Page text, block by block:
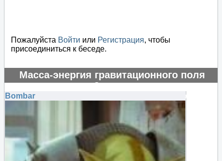
Пожалуйста Войти или Регистрация, чтобы
присоединиться к беседе.
Масса-энергия гравитационного поля
отрицательная?
#130837
Bombar